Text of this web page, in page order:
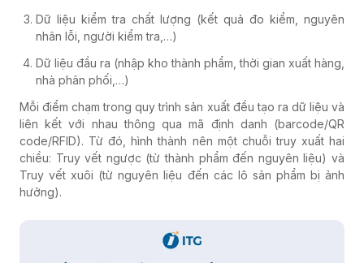
Dữ liệu kiểm tra chất lượng (kết quả đo kiểm, nguyên
nhân lỗi, người kiểm tra,…)
Dữ liệu đầu ra (nhập kho thành phẩm, thời gian xuất hàng,
nhà phân phối,…)
Mỗi điểm chạm trong quy trình sản xuất đều tạo ra dữ liệu và
liên kết với nhau thông qua mã định danh (barcode/QR
code/RFID). Từ đó, hình thành nên một chuỗi truy xuất hai
chiều: Truy vết ngược (từ thành phẩm đến nguyên liệu) và
Truy vết xuôi (từ nguyên liệu đến các lô sản phẩm bị ảnh
hưởng).